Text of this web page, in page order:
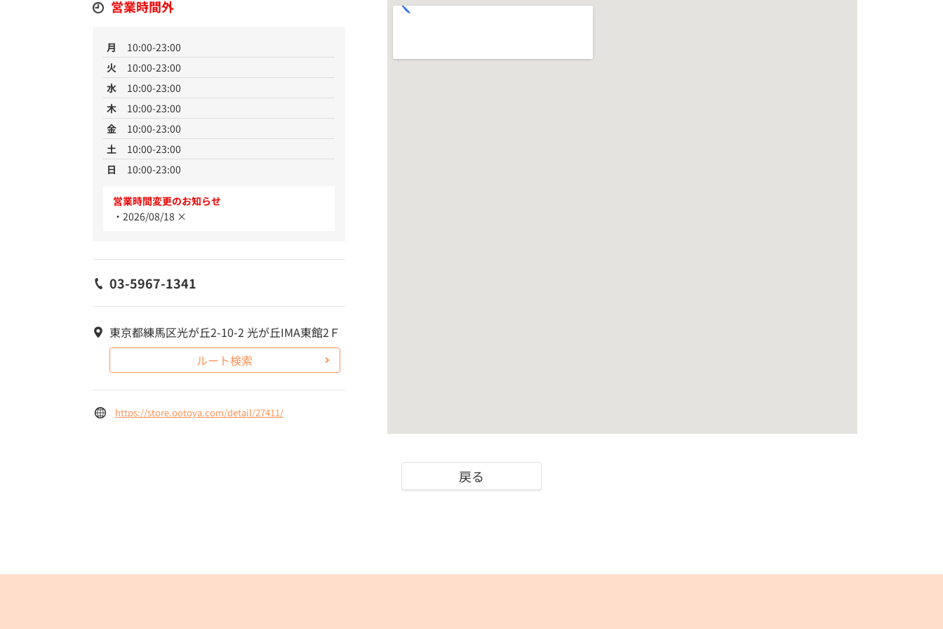
営業時間外
月
10:00-23:00
火
10:00-23:00
水
10:00-23:00
木
10:00-23:00
金
10:00-23:00
土
10:00-23:00
日
10:00-23:00
営業時間変更のお知らせ
2026/08/18 ×
03-5967-1341
東京都練馬区光が丘2-10-2 光が丘IMA東館2Ｆ
ルート検索
https://store.ootoya.com/detail/27411/
戻る